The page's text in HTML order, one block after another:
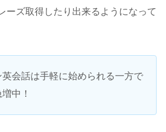
ーズ取得したり出来るようになって
英会話は手軽に始められる一方で
中！